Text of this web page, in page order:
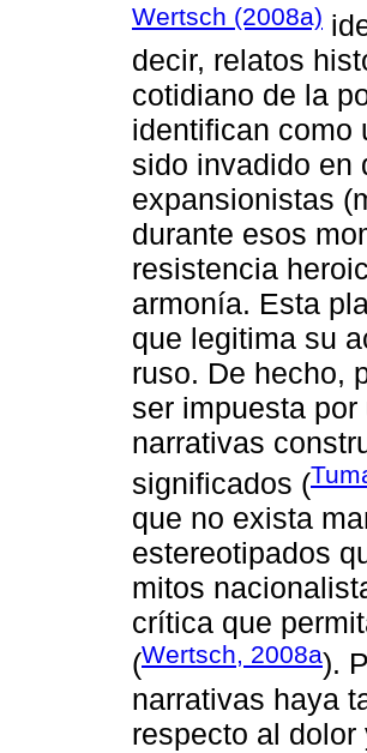
Wertsch (2008a)
decir, relatos
cotidiano de la
identifican como
sido invadido en
expansionistas
durante esos
resistencia
armonía. Esta
que legitima su
ruso. De hecho,
ser impuesta
narrativas
significados (
que no exista
estereotipados
mitos
crítica que
(Wertsch, 2008a).
narrativas haya
respecto al